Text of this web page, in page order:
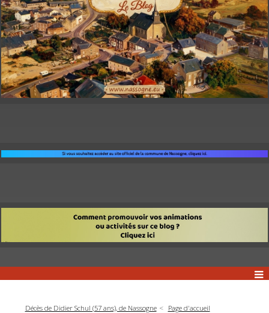
Décès de Didier Schul (57 ans), de Nassogne
Page d'accueil